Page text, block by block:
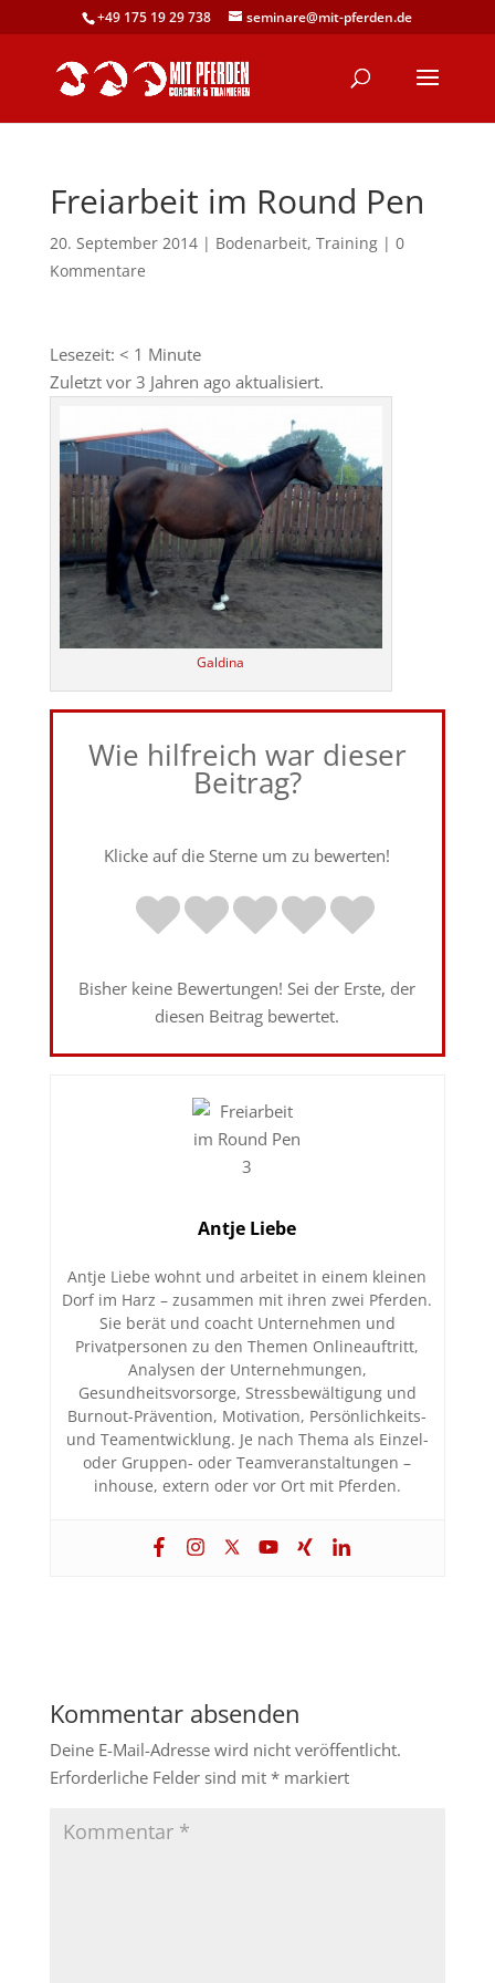
+49 175 19 29 738 seminare@mit-pferden.de
Freiarbeit im Round Pen
20. September 2014| Bodenarbeit, Training| 0
Kommentare
Lesezeit: < 1 Minute
Zuletzt vor 3 Jahren ago aktualisiert.
Galdina
Wie hilfreich war dieser
Beitrag?
Klicke auf die Sterne um zu bewerten!
Bisher keine Bewertungen! Sei der Erste, der
diesen Beitrag bewertet.
Antje Liebe
Antje Liebe wohnt und arbeitet in einem kleinen
Dorf im Harz – zusammen mit ihren zwei Pferden.
Sie berät und coacht Unternehmen und
Privatpersonen zu den Themen Onlineauftritt,
Analysen der Unternehmungen,
Gesundheitsvorsorge, Stressbewältigung und
Burnout-Prävention, Motivation, Persönlichkeits-
und Teamentwicklung. Je nach Thema als Einzel-
oder Gruppen- oder Teamveranstaltungen –
inhouse, extern oder vor Ort mit Pferden.
Kommentar absenden
Deine E-Mail-Adresse wird nicht veröffentlicht.
Erforderliche Felder sind mit *markiert